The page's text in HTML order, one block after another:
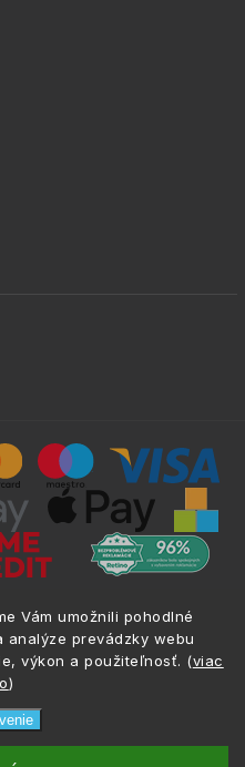
Vám umožnili pohodlné
prevádzky webu
výkon a použiteľnosť. (viac
)
vyhradené.
662